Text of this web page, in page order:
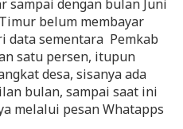
sampai dengan bulan Juni
belum membayar
data sementara Pemkab
satu persen, itupun
desa, sisanya ada
bulan, sampai saat ini
melalui pesan Whatapps